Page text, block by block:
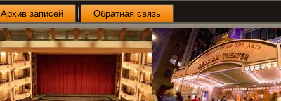
Архив записей Обратная связь